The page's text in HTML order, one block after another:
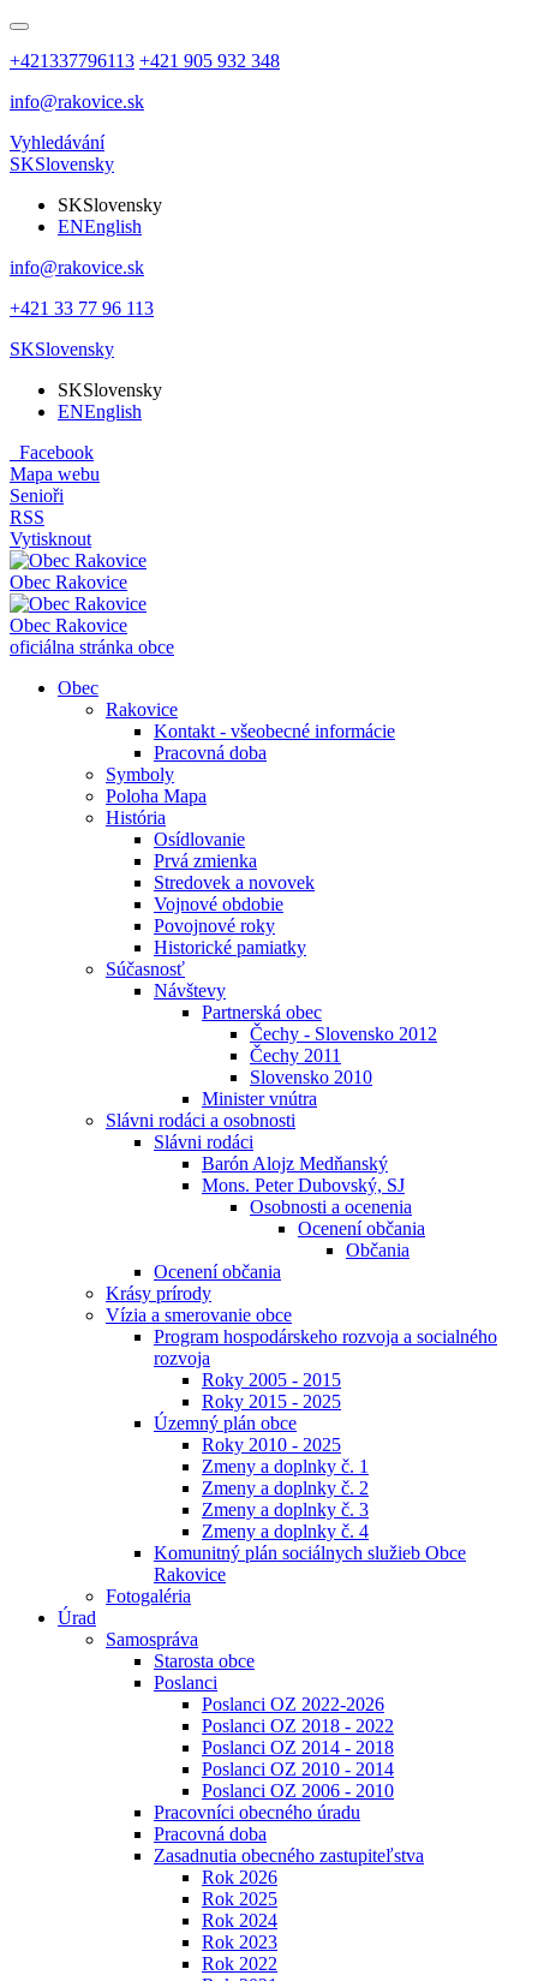
+421337796113 +421 905 932 348
info@rakovice.sk
Vyhledávání
SKSlovensky
SKSlovensky
ENEnglish
info@rakovice.sk
+421 33 77 96 113
SKSlovensky
SKSlovensky
ENEnglish
Facebook
Mapa webu
Senioři
RSS
Vytisknout
Obec Rakovice
Obec Rakovice
oficiálna stránka obce
Obec
Rakovice
Kontakt - všeobecné informácie
Pracovná doba
Symboly
Poloha Mapa
História
Osídlovanie
Prvá zmienka
Stredovek a novovek
Vojnové obdobie
Povojnové roky
Historické pamiatky
Súčasnosť
Návštevy
Partnerská obec
Čechy - Slovensko 2012
Čechy 2011
Slovensko 2010
Minister vnútra
Slávni rodáci a osobnosti
Slávni rodáci
Barón Alojz Medňanský
Mons. Peter Dubovský, SJ
Osobnosti a ocenenia
Ocenení občania
Občania
Ocenení občania
Krásy prírody
Vízia a smerovanie obce
Program hospodárskeho rozvoja a socialného
rozvoja
Roky 2005 - 2015
Roky 2015 - 2025
Územný plán obce
Roky 2010 - 2025
Zmeny a doplnky č. 1
Zmeny a doplnky č. 2
Zmeny a doplnky č. 3
Zmeny a doplnky č. 4
Komunitný plán sociálnych služieb Obce
Rakovice
Fotogaléria
Úrad
Samospráva
Starosta obce
Poslanci
Poslanci OZ 2022-2026
Poslanci OZ 2018 - 2022
Poslanci OZ 2014 - 2018
Poslanci OZ 2010 - 2014
Poslanci OZ 2006 - 2010
Pracovníci obecného úradu
Pracovná doba
Zasadnutia obecného zastupiteľstva
Rok 2026
Rok 2025
Rok 2024
Rok 2023
Rok 2022